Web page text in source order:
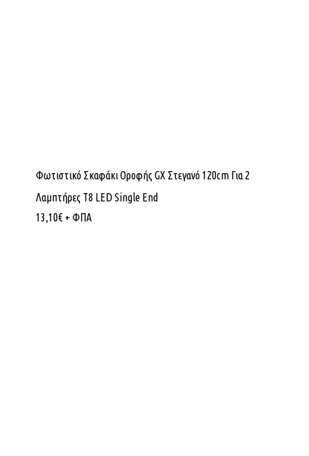
Φωτιστικό Σκαφάκι Οροφής GX Στεγανό 120cm Για 2
Λαμπτήρες Τ8 LED Single End
13,10€ + ΦΠΑ